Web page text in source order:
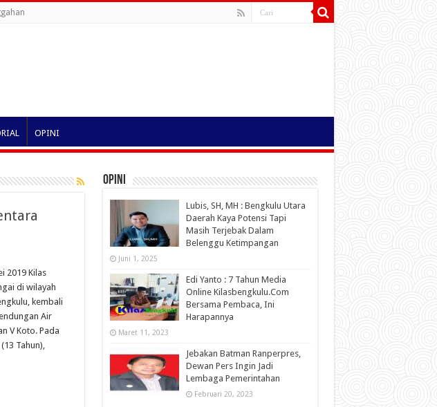
OPINI
2019 Kilas
di wilayah
kembali
Air
V Koto. Pada
Tahun),
OPINI
Lubis, SH, MH : Bengkulu Utara
Daerah Kaya Potensi Tapi
Masih Terjebak Dalam
Belenggu Ketimpangan
Juni 1, 2025
Edi Yanto : 7 Tahun Media
Online Kilasbengkulu.Com
Bersama Pembaca, Ini
Harapannya
Maret 11, 2023
Jebakan Batman Ranperpres,
Dewan Pers Ingin Jadi
Lembaga Pemerintahan
Februari 20, 2023